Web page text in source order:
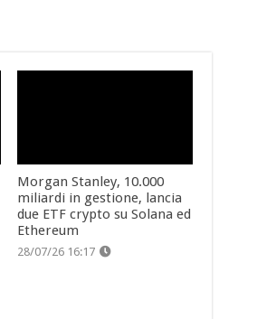
Morgan Stanley, 10.000
miliardi in gestione, lancia
due ETF crypto su Solana ed
Ethereum
28/07/26 16:17